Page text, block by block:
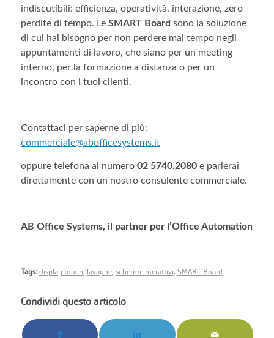
indiscutibili: efficienza, operatività, interazione, zero
perdite di tempo. Le SMART Board sono la soluzione
di cui hai bisogno per non perdere mai tempo negli
appuntamenti di lavoro, che siano per un meeting
interno, per la formazione a distanza o per un
incontro con i tuoi clienti.
Contattaci per saperne di più:
commerciale@abofficesystems.it
oppure telefona al numero 02 5740.2080e parlerai
direttamente con un nostro consulente commerciale.
AB Office Systems, il partner per l’Office Automation
Tags: display touch, lavagne, schermi interattivi, SMART Board
Condividi questo articolo